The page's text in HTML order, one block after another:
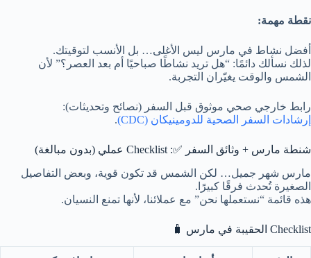
نقطة مهمة:
أفضل نشاط في مارس ليس الأغلى… بل الأنسب لتوقيتك.
لذلك نسألك دائمًا: “هل تريد نشاطًا صباحيًا أم بعد العصر؟” لأن
الشمس والوقت يغيّران التجربة.
رابط خارجي صحي موثوق قبل السفر (نصائح وتحديثات):
إرشادات السفر الصحية للدومينيكان (CDC)
.
شنطة مارس + وثائق السفر ✅: Checklist عملي (بدون مبالغة)
مارس شهر جميل… لكن الشمس قد تكون قوية، وبعض التفاصيل
الصغيرة تُحدث فرقًا كبيرًا.
هذه قائمة “نستعملها نحن” مع عملائنا، لأنها تمنع النسيان.
Checklist الحقيبة في مارس 🧳